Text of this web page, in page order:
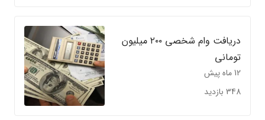
دریافت وام شخصی ۲۰۰ میلیون
تومانی
12 ماه پیش
348 بازدید